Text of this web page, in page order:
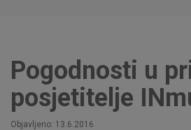
Faktoring
O nama
Pogodnosti u
posjetitelje
Objavljeno: 13.6.2016